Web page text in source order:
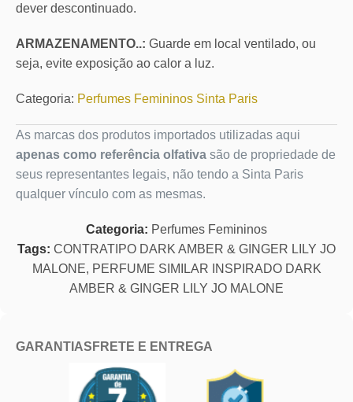
dever descontinuado.
ARMAZENAMENTO..: Guarde em local ventilado, ou
seja, evite exposição ao calor a luz.
Categoria: Perfumes Femininos Sinta Paris
As marcas dos produtos importados utilizadas aqui
apenas como referência olfativa são de propriedade de
seus representantes legais, não tendo a Sinta Paris
qualquer vínculo com as mesmas.
Categoria: Perfumes Femininos
Tags: CONTRATIPO DARK AMBER & GINGER LILY JO
MALONE, PERFUME SIMILAR INSPIRADO DARK
AMBER & GINGER LILY JO MALONE
GARANTIAS FRETE E ENTREGA